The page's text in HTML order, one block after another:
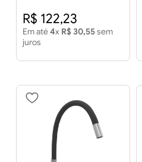
R$ 122,23
Em até4x R$ 30,55sem
juros